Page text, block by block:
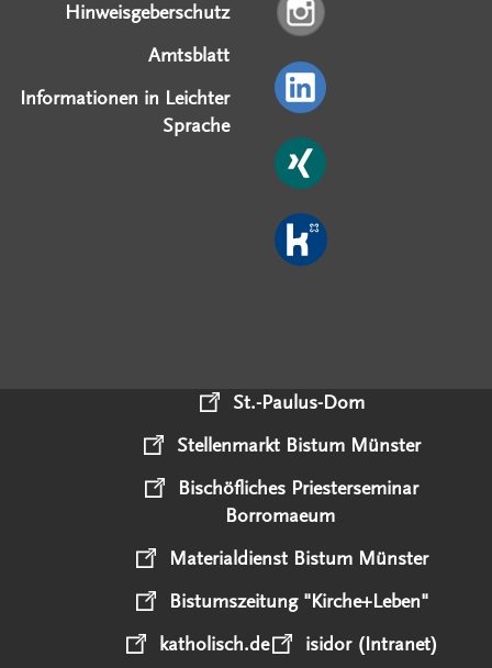
Hinweisgeberschutz
Amtsblatt
Informationen in Leichter
Sprache
St.-Paulus-Dom
Stellenmarkt Bistum Münster
Bischöfliches Priesterseminar
Borromaeum
Materialdienst Bistum Münster
Bistumszeitung "Kirche+Leben"
katholisch.de
isidor (Intranet)